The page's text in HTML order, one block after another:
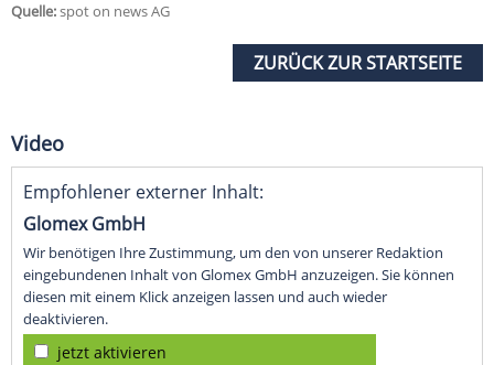
Quelle:spot on news AG
ZURÜCK ZUR STARTSEITE
Video
Empfohlener externer Inhalt:
Glomex GmbH
Wir benötigen Ihre Zustimmung, um den von unserer Redaktion
eingebundenen Inhalt von Glomex GmbH anzuzeigen. Sie können
diesen mit einem Klick anzeigen lassen und auch wieder
deaktivieren.
jetzt aktivieren